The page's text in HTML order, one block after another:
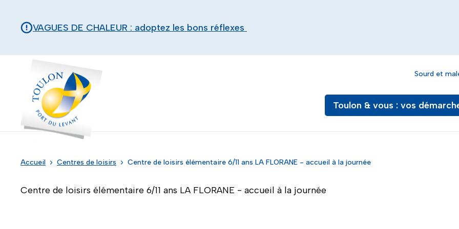
VAGUES DE CHALEUR : adoptez les bons réflexes
Sourd et
Toulon & vous : vos
Accueil Centres de loisirs Centre de loisirs élémentaire 6/11 ans LA FLORANE - accueil à la journée
Centre de loisirs élémentaire 6/11 ans LA FLORANE - accueil à la journée